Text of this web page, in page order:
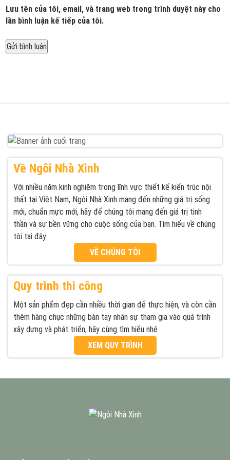
Lưu tên của tôi, email, và trang web trong trình duyệt này cho
lần bình luận kế tiếp của tôi.
viết
Về Ngôi Nhà Xinh
Với nhiều năm kinh nghiệm trong lĩnh vực thiết kế kiến trúc nội
thất tại Việt Nam, Ngôi Nhà Xinh mang đến những giá trị sống
mới, chuẩn mực mới, hãy để chúng tôi mang đến giá trị tinh
thần và sự bền vững cho cuộc sống của bạn. Tìm hiểu về chúng
tôi tại đây
VỀ CHÚNG TÔI
Quy trình thi công
Một sản phẩm đẹp cần nhiều thời gian để thực hiện, và còn cần
thêm hàng chục những bàn tay nhân sự tham gia vào quá trình
xây dựng và phát triển, hãy cùng tìm hiểu nhé
XEM QUY TRÌNH